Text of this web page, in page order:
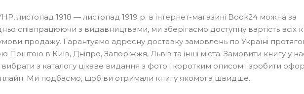
листопад 1918 — листопад 1919 р. в інтернет-магазині Book24 можна за
співпрацюючи з видавництвами, ми зберігаємо доступну вартість всіх
продажу. Гарантуємо адресну доставку замовлень по Україні
Поштою в Київ, Дніпро, Запоріжжя, Львів та інші міста. Замовити книгу у
вибрати з каталогу цікаве видання з фото і коротким описом і зробити
Ми подбаємо, щоб ви отримали книгу якомога швидше.